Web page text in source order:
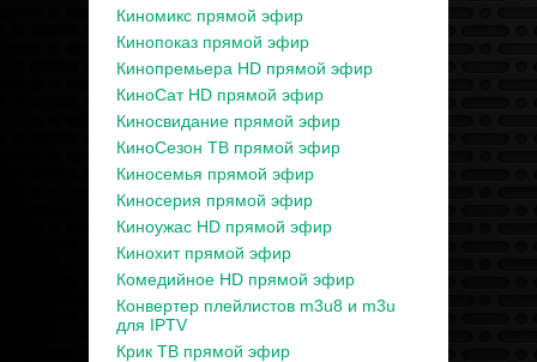
Киномикс прямой эфир
Кинопоказ прямой эфир
Кинопремьера HD прямой эфир
КиноСат HD прямой эфир
Киносвидание прямой эфир
КиноСезон ТВ прямой эфир
Киносемья прямой эфир
Киносерия прямой эфир
Киноужас HD прямой эфир
Кинохит прямой эфир
Комедийное HD прямой эфир
Конвертер плейлистов m3u8 и m3u
для IPTV
Крик ТВ прямой эфир